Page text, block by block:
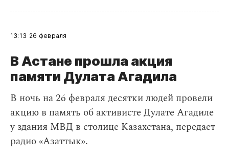
13:13 26 февраля
В Астане прошла акция
памяти Дулата Агадила
​В ночь на 26 февраля десятки людей провели
акцию в память об активисте Дулате Агадиле
у здания МВД в столице Казахстана, передает
радио «Азаттык».